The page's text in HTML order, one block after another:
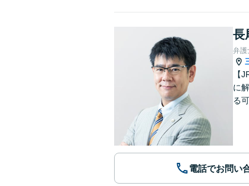
長
弁護
【
に
る
電話でお問い